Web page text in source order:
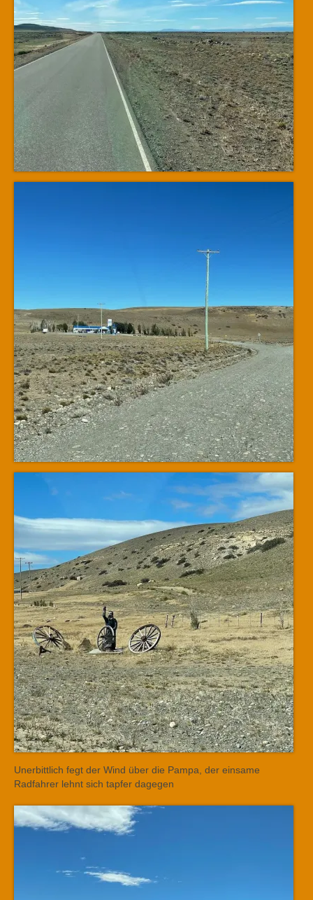
Unerbittlich fegt der Wind über die Pampa, der einsame
Radfahrer lehnt sich tapfer dagegen